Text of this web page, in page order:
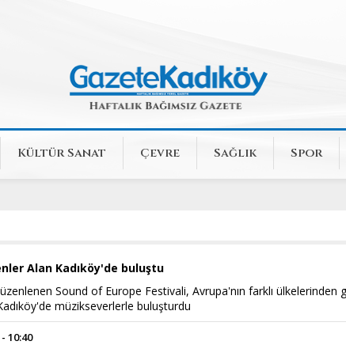
Kültür Sanat Çevre Sağlık Spor
Alan Kadıköy'de buluştu
Sound of Europe Festivali, Avrupa'nın farklı ülkelerinden
müzikseverlerle buluşturdu
10:40